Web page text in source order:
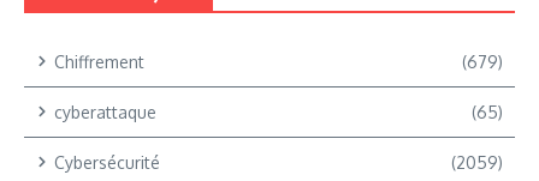
Chiffrement (679)
cyberattaque (65)
Cybersécurité (2059)